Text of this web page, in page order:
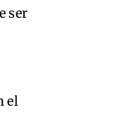
ser
el